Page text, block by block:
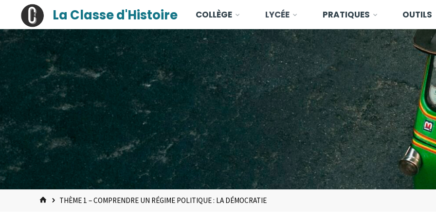
content
principal
La Classe d'Histoire COLLÈGE LYCÉE PRATIQUES OUTILS
HOMETHÈME 1 – COMPRENDRE UN RÉGIME POLITIQUE : LA DÉMOCRATIE